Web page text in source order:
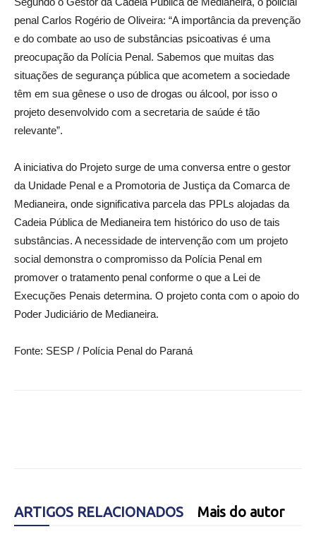
penal Carlos Rogério de Oliveira: “A importância da prevenção
e do combate ao uso de substâncias psicoativas é uma
preocupação da Polícia Penal. Sabemos que muitas das
situações de segurança pública que acometem a sociedade
têm em sua gênese o uso de drogas ou álcool, por isso o
projeto desenvolvido com a secretaria de saúde é tão
relevante”.
A iniciativa do Projeto surge de uma conversa entre o gestor
da Unidade Penal e a Promotoria de Justiça da Comarca de
Medianeira, onde significativa parcela das PPLs alojadas da
Cadeia Pública de Medianeira tem histórico do uso de tais
substâncias. A necessidade de intervenção com um projeto
social demonstra o compromisso da Polícia Penal em
promover o tratamento penal conforme o que a Lei de
Execuções Penais determina. O projeto conta com o apoio do
Poder Judiciário de Medianeira.
Fonte: SESP / Polícia Penal do Paraná
ARTIGOS RELACIONADOS Mais do autor